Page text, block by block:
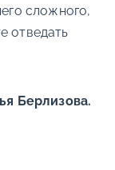
сложного,
отведать
Берлизова.